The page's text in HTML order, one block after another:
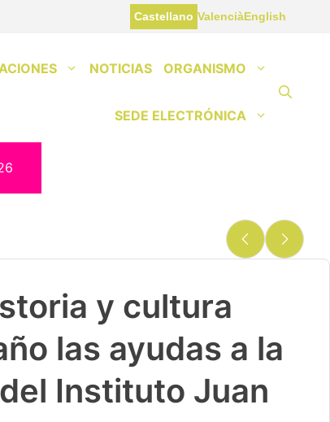
Castellano ValenciàEnglish
NOTICIAS ORGANISMO
SEDE ELECTRÓNICA
y cultura
las ayudas a la
Instituto Juan